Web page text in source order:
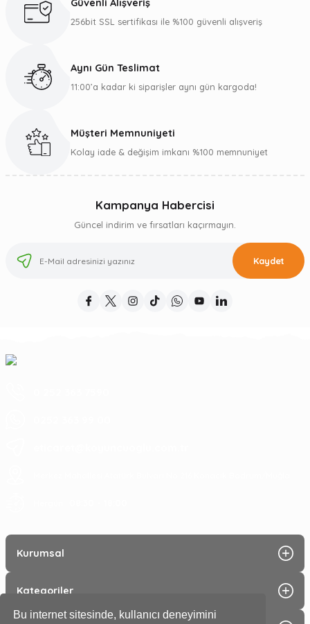
Bu internet sitesinde, kullanıcı deneyimini
Güvenli Alışveriş
256bit SSL sertifikası ile %100 güvenli alışveriş
Aynı Gün Teslimat
11:00’a kadar ki siparişler aynı gün kargoda!
Müşteri Memnuniyeti
Kolay iade & değişim imkanı %100 memnuniyet
Kampanya Habercisi
Güncel indirim ve fırsatları kaçırmayın.
Kaydet
Kurumsal
Kategoriler